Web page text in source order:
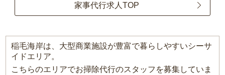
家事代行求人TOP
稲毛海岸は、大型商業施設が豊富で暮らしやすいシーサ
イドエリア。
こちらのエリアでお掃除代行のスタッフを募集していま